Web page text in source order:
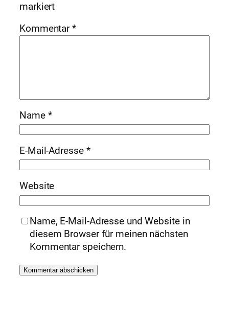
markiert
Kommentar*
Name *
E-Mail-Adresse *
Website
Name, E-Mail-Adresse und Website in
diesem Browser für meinen nächsten
Kommentar speichern.